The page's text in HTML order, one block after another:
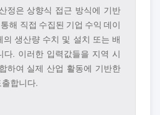
정은 상향식 접근 방식에 기반
해 직접 수집된 기업 수익 데이
의 생산량 수치 및 설치 또는 배
다. 이러한 입력값들을 지역 시
하여 실제 산업 활동에 기반한
합니다.